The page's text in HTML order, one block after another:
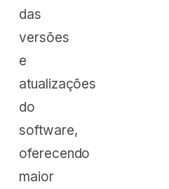
das
versões
e
atualizações
do
software,
oferecendo
maior